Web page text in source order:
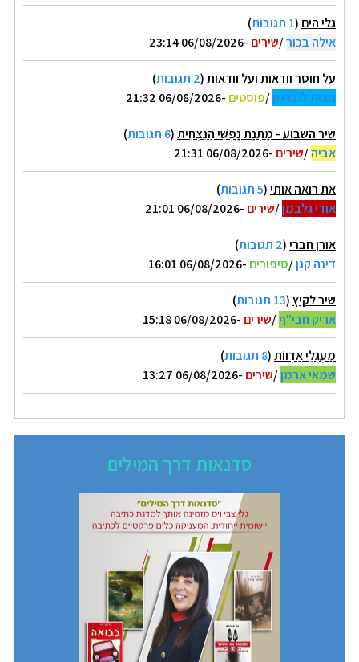
גלי הים (1 תגובות
)
אילה בכור/שירים -06/08/2026 23:14
על חוסר וודאות ועל וודאות(2 תגובות
)
נורית ליברמן/פוסטים -06/08/2026 21:32
שיר השבוע - מַתְּנַת נַפְשִׁי הַנִּצְחִית(6 תגובות
)
אביה/שירים -06/08/2026 21:31
את רואה אותי(5 תגובות
)
אודי גלבמן/שירים -06/08/2026 21:01
אורן חברי(2 תגובות
)
דינה קגן/סיפורים -06/08/2026 16:01
שיר לקיץ(13 תגובות
)
אריק חבי"ף/שירים -06/08/2026 15:18
מַעְגְּלֵי אַדְווֹת(8 תגובות
)
שמאי ארמן/שירים -06/08/2026 13:27
סדנאות דרך המילים